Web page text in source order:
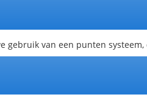
gebruik van een punten